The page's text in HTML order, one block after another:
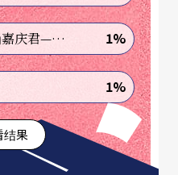
《转生到异世界成为嘉庆君—发现我的祖先是诈骗集团!?》 1%
1%
结果